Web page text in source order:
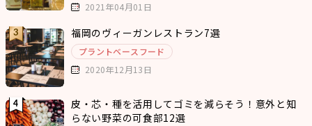
2021年04月01日
福岡のヴィーガンレストラン7選
プラントベースフード
2020年12月13日
皮・芯・種を活用してゴミを減らそう！意外と知
らない野菜の可食部12選